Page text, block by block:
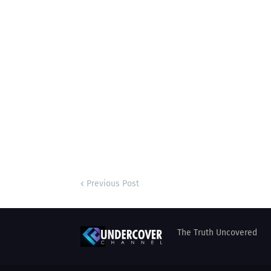
Previous Post
The Truth Uncovered